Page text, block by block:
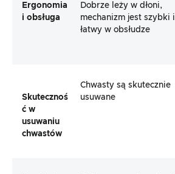
Ergonomia
i obsługa
Dobrze leży w dłoni,
mechanizm jest szybki i
łatwy w obsłudze
Skutecznoś
ć w
usuwaniu
chwastów
Chwasty są skutecznie
usuwane